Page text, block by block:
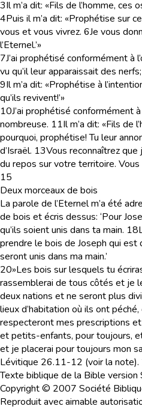
3Il m’a dit: «Fils de l’homme, ces
4Puis il m’a dit: «Prophétise sur
vous et vous vivrez. 6Je vous
l’Eternel.’»
7J’ai prophétisé conformément à
vu qu’il leur apparaissait des
9Il m’a dit: «Prophétise à
qu’ils revivent!’»
10J’ai prophétisé conformément
nombreuse. 11Il m’a dit: «Fils de
pourquoi, prophétise! Tu leur
d’Israël. 13Vous reconnaîtrez
du repos sur votre territoire. Vous
15
Deux morceaux de bois
La parole de l’Eternel m’a été
de bois et écris dessus: ‘Pour
qu’ils soient unis dans ta main. 18
prendre le bois de Joseph qui est
seront unis dans ma main.’
20»Les bois sur lesquels tu
rassemblerai de tous côtés et je
deux nations et ne seront plus
lieux d’habitation où ils ont
respecteront mes prescriptions
et petits-enfants, pour toujours,
et je placerai pour toujours mon
Lévitique 26.11-12 (voir la note).
Texte biblique de la Bible version
Copyright © 2007 Société
Reproduit avec aimable